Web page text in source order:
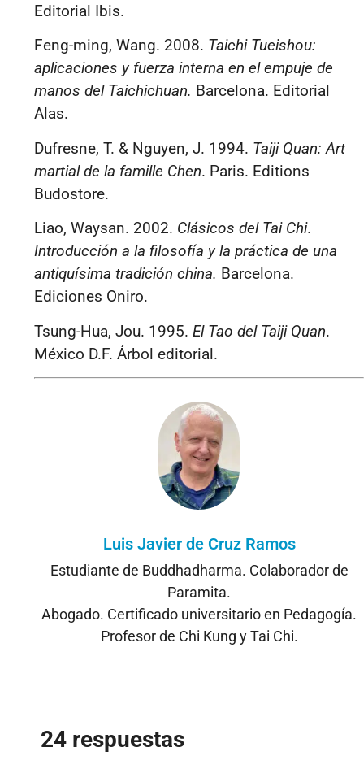
Editorial Ibis.
Feng-ming, Wang. 2008. Taichi Tueishou:
aplicaciones y fuerza interna en el empuje de
manos del Taichichuan. Barcelona. Editorial
Alas.
Dufresne, T. & Nguyen, J. 1994. Taiji Quan: Art
martial de la famille Chen. Paris. Editions
Budostore.
Liao, Waysan. 2002. Clásicos del Tai Chi.
Introducción a la filosofía y la práctica de una
antiquísima tradición china. Barcelona.
Ediciones Oniro.
Tsung-Hua, Jou. 1995. El Tao del Taiji Quan.
México D.F. Árbol editorial.
Luis Javier de Cruz Ramos
Estudiante de Buddhadharma. Colaborador de
Paramita.
Abogado. Certificado universitario en Pedagogía.
Profesor de Chi Kung y Tai Chi.
24 respuestas